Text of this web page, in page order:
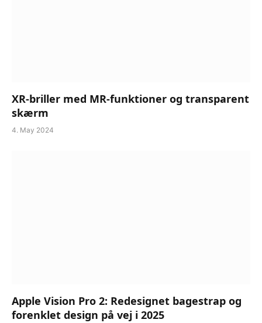
XR-briller med MR-funktioner og transparent
skærm
4. May 2024
Apple Vision Pro 2: Redesignet bagestrap og
forenklet design på vej i 2025